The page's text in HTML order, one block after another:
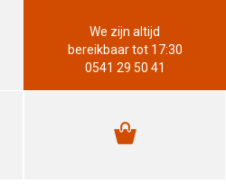
We zijn altijd
bereikbaar tot 17:30
0541 29 50 41